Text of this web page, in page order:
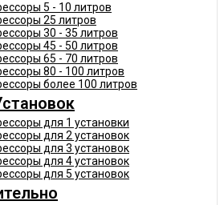
5 - 10 литров
25 литров
30 - 35 литров
45 - 50 литров
65 - 70 литров
80 - 100 литров
более 100 литров
для 1 установки
для 2 установок
для 3 установок
для 4 установок
для 5 установок